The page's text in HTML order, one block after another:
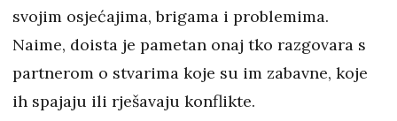
svojim osjećajima, brigama i problemima.
Naime, doista je pametan onaj tko razgovara s
partnerom o stvarima koje su im zabavne, koje
ih spajaju ili rješavaju konflikte.